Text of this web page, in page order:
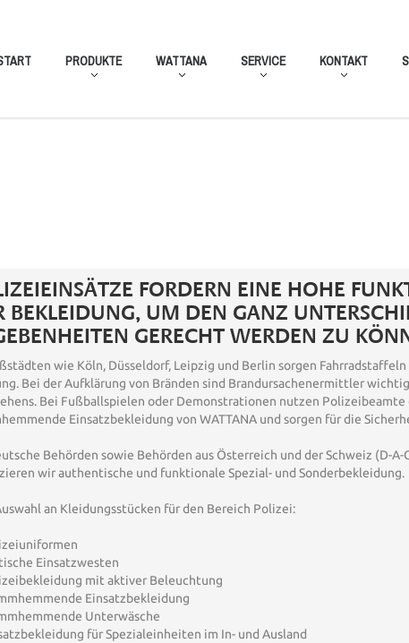
PRODUKTE WATTANA SERVICE KONTAKT
FORDERN EINE HOHE
BEKLEIDUNG, UM DEN GANZ
GERECHT WERDEN ZU
wie Köln, Düsseldorf, Leipzig und Berlin sorgen
Bei der Aufklärung von Bränden sind Brandursachenermittler
Bei Fußballspielen oder Demonstrationen nutzen
Einsatzbekleidung von WATTANA und sorgen für die
Behörden sowie Behörden aus Österreich und der Schweiz (D-
wir authentische und funktionale Spezial- und Sonderbekleidung.
an Kleidungsstücken für den Bereich Polizei:
Einsatzwesten
mit aktiver Beleuchtung
Einsatzbekleidung
Unterwäsche
für Spezialeinheiten im In- und Ausland